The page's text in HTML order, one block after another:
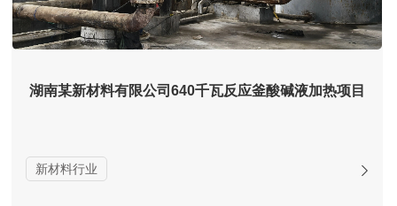
湖南某新材料有限公司640千瓦反应釜酸碱液加热项目
新材料行业